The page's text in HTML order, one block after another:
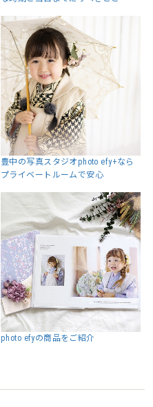
豊中の写真スタジオphoto efy+なら
プライベートルームで安心
photo efyの商品をご紹介